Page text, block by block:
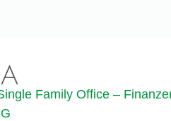
Family Office –